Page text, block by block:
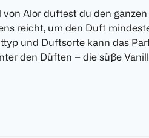
Alor duftest du den ganzen
reicht, um den Duft
und Duftsorte kann das
den Düften – die süße